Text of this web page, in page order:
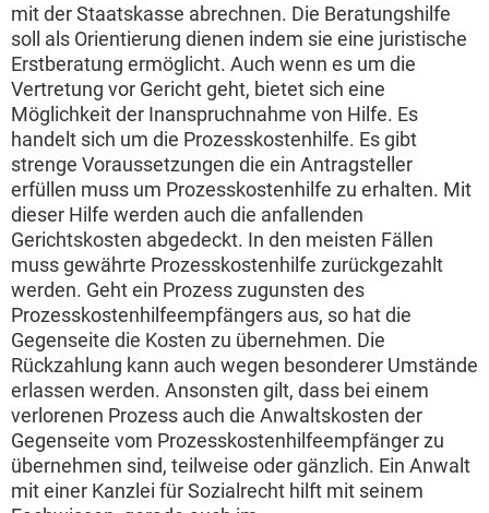
mit der Staatskasse abrechnen. Die Beratungshilfe
soll als Orientierung dienen indem sie eine juristische
Erstberatung ermöglicht. Auch wenn es um die
Vertretung vor Gericht geht, bietet sich eine
Möglichkeit der Inanspruchnahme von Hilfe. Es
handelt sich um die Prozesskostenhilfe. Es gibt
strenge Voraussetzungen die ein Antragsteller
erfüllen muss um Prozesskostenhilfe zu erhalten. Mit
dieser Hilfe werden auch die anfallenden
Gerichtskosten abgedeckt. In den meisten Fällen
muss gewährte Prozesskostenhilfe zurückgezahlt
werden. Geht ein Prozess zugunsten des
Prozesskostenhilfeempfängers aus, so hat die
Gegenseite die Kosten zu übernehmen. Die
Rückzahlung kann auch wegen besonderer Umstände
erlassen werden. Ansonsten gilt, dass bei einem
verlorenen Prozess auch die Anwaltskosten der
Gegenseite vom Prozesskostenhilfeempfänger zu
übernehmen sind, teilweise oder gänzlich. Ein Anwalt
mit einer Kanzlei für Sozialrecht hilft mit seinem